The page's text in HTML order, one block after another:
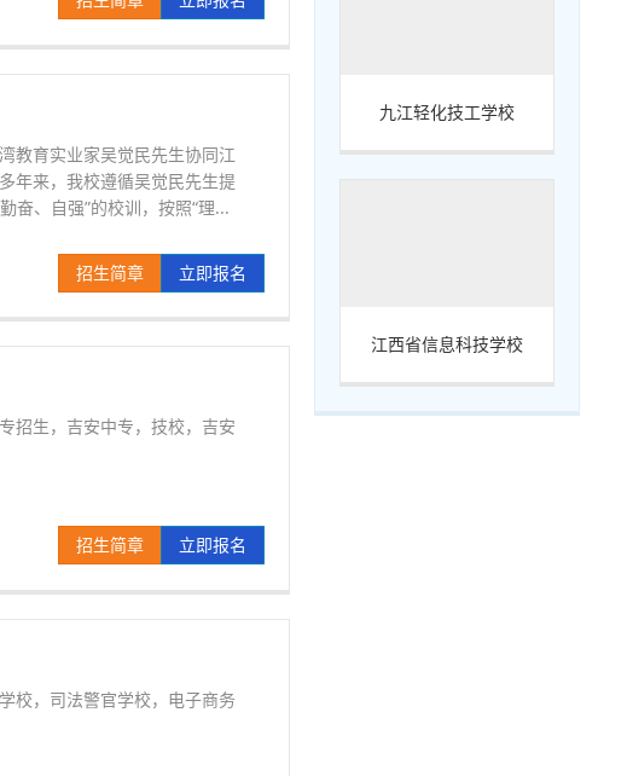
教育实业家吴觉民先生协同江
年来，我校遵循吴觉民先生提
奋、自强”的校训，按照“理...
招生简章 立即报名
招生，吉安中专，技校，吉安
招生简章 立即报名
校，司法警官学校，电子商务
九江轻化技工学校
江西省信息科技学校